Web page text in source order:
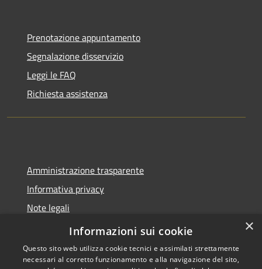
Prenotazione appuntamento
Segnalazione disservizio
Leggi le FAQ
Richiesta assistenza
Amministrazione trasparente
Informativa privacy
Note legali
Dichiarazione di accessibilità
×
Informazioni sui cookie
Questo sito web utilizza cookie tecnici e assimilati strettamente
necessari al corretto funzionamento e alla navigazione del sito,